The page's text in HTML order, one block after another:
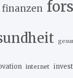
finanzen
internet